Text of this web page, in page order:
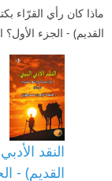
ماذا كان رأي القرّاء
القديم) - الجزء
النقد
القديم) -